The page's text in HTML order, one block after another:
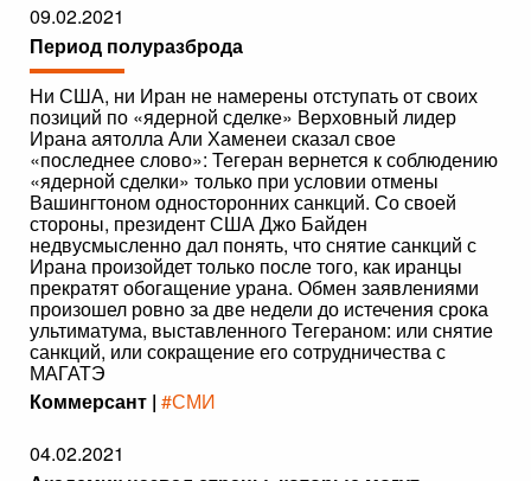
09.02.2021
Период полуразброда
Ни США, ни Иран не намерены отступать от своих
позиций по «ядерной сделке» Верховный лидер
Ирана аятолла Али Хаменеи сказал свое
«последнее слово»: Тегеран вернется к соблюдению
«ядерной сделки» только при условии отмены
Вашингтоном односторонних санкций. Со своей
стороны, президент США Джо Байден
недвусмысленно дал понять, что снятие санкций с
Ирана произойдет только после того, как иранцы
прекратят обогащение урана. Обмен заявлениями
произошел ровно за две недели до истечения срока
ультиматума, выставленного Тегераном: или снятие
санкций, или сокращение его сотрудничества с
МАГАТЭ
Коммерсант | #СМИ
04.02.2021